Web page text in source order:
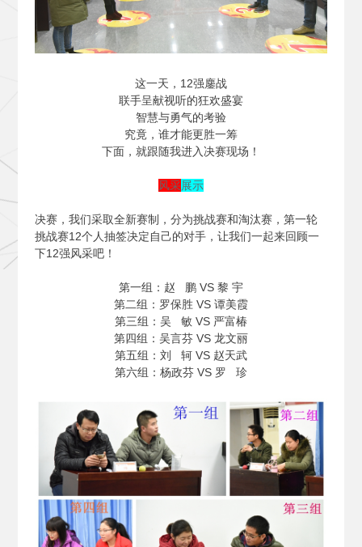
这一天，12强鏖战
联手呈献视听的狂欢盛宴
智慧与勇气的考验
究竟，谁才能更胜一筹
下面，就跟随我进入决赛现场！
风采展示
决赛，我们采取全新赛制，分为挑战赛和淘汰赛，第一轮
挑战赛12个人抽签决定自己的对手，让我们一起来回顾一
下12强风采吧！
第一组：赵 鹏 VS 黎 宇
第二组：罗保胜 VS 谭美霞
第三组：吴 敏 VS 严富椿
第四组：吴言芬 VS 龙文丽
第五组：刘 轲 VS 赵天武
第六组：杨政芬 VS 罗 珍